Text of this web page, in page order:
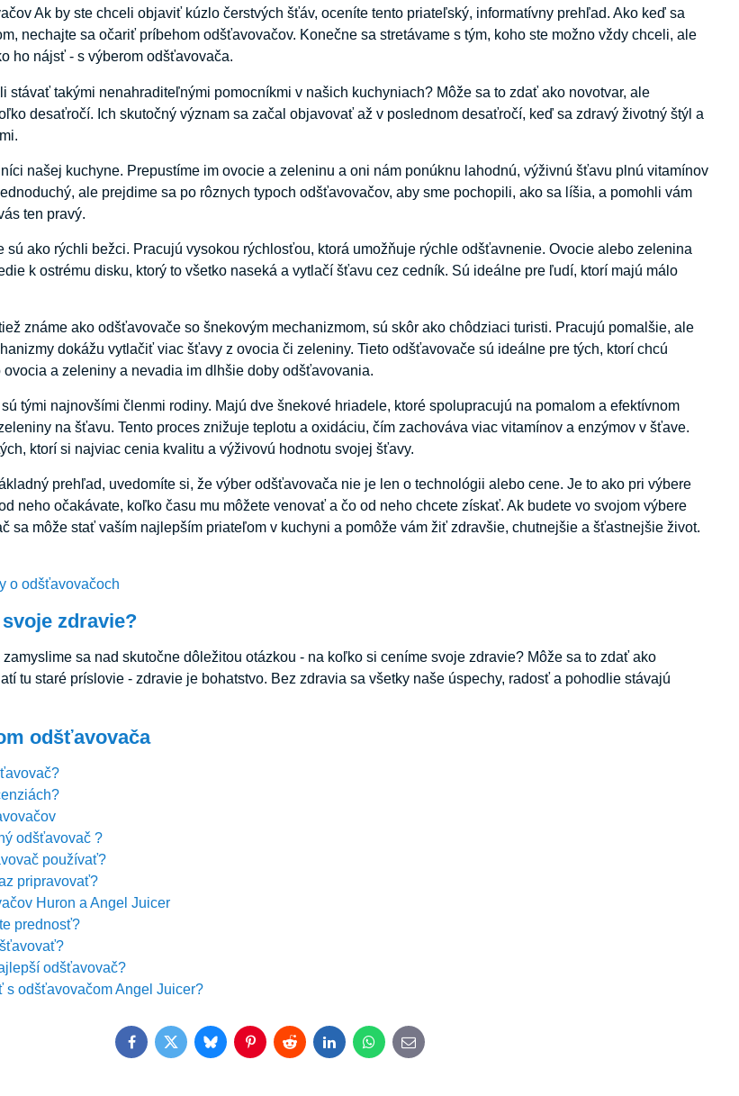
Ak by ste chceli objaviť kúzlo čerstvých šťáv, oceníte tento priateľský, informatívny prehľad. Ako keď sa
nechajte sa očariť príbehom odšťavovačov. Konečne sa stretávame s tým, koho ste možno vždy chceli, ale
ho nájsť - s výberom odšťavovača.
stávať takými nenahraditeľnými pomocníkmi v našich kuchyniach? Môže sa to zdať ako novotvar, ale
desaťročí. Ich skutočný význam sa začal objavovať až v poslednom desaťročí, keď sa zdravý životný štýl a
našej kuchyne. Prepustíme im ovocie a zeleninu a oni nám ponúknu lahodnú, výživnú šťavu plnú vitamínov
ale prejdime sa po rôznych typoch odšťavovačov, aby sme pochopili, ako sa líšia, a pomohli vám
ten pravý.
sú ako rýchli bežci. Pracujú vysokou rýchlosťou, ktorá umožňuje rýchle odšťavnenie. Ovocie alebo zelenina
k ostrému disku, ktorý to všetko naseká a vytlačí šťavu cez cedník. Sú ideálne pre ľudí, ktorí majú málo
známe ako odšťavovače so šnekovým mechanizmom, sú skôr ako chôdziaci turisti. Pracujú pomalšie, ale
dokážu vytlačiť viac šťavy z ovocia či zeleniny. Tieto odšťavovače sú ideálne pre tých, ktorí chcú
a zeleniny a nevadia im dlhšie doby odšťavovania.
tými najnovšími členmi rodiny. Majú dve šnekové hriadele, ktoré spolupracujú na pomalom a efektívnom
na šťavu. Tento proces znižuje teplotu a oxidáciu, čím zachováva viac vitamínov a enzýmov v šťave.
ktorí si najviac cenia kvalitu a výživovú hodnotu svojej šťavy.
prehľad, uvedomíte si, že výber odšťavovača nie je len o technológii alebo cene. Je to ako pri výbere
neho očakávate, koľko času mu môžete venovať a čo od neho chcete získať. Ak budete vo svojom výbere
sa môže stať vaším najlepším priateľom v kuchyni a pomôže vám žiť zdravšie, chutnejšie a šťastnejšie život.
o odšťavovačoch
zdravie?
sa nad skutočne dôležitou otázkou - na koľko si ceníme svoje zdravie? Môže sa to zdať ako
tu staré príslovie - zdravie je bohatstvo. Bez zdravia sa všetky naše úspechy, radosť a pohodlie stávajú
odšťavovača
odšťavovač ?
používať?
pripravovať?
Huron a Angel Juicer
prednosť?
odšťavovač?
s odšťavovačom Angel Juicer?
FacebookTwitterBlueskyPinterestRedditLinkedInWhatsApp
E-
mail